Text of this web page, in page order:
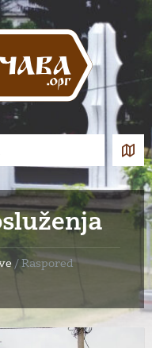
/ Raspored